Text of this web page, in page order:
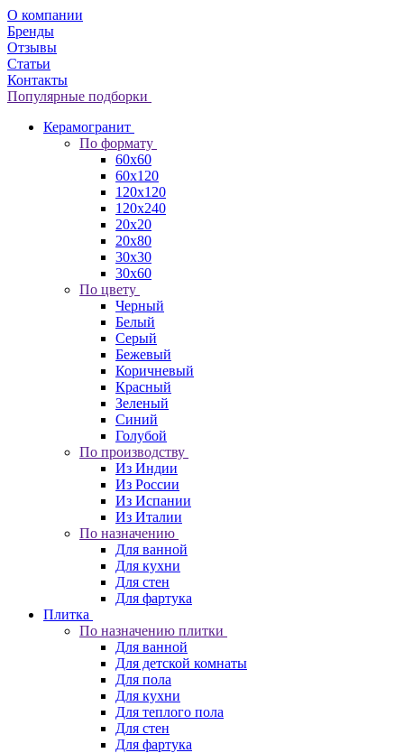
О компании
Бренды
Отзывы
Статьи
Контакты
Популярные подборки
Керамогранит
По формату
60x60
60x120
120x120
120x240
20x20
20x80
30x30
30x60
По цвету
Черный
Белый
Серый
Бежевый
Коричневый
Красный
Зеленый
Синий
Голубой
По производству
Из Индии
Из России
Из Испании
Из Италии
По назначению
Для ванной
Для кухни
Для стен
Для фартука
Плитка
По назначению плитки
Для ванной
Для детской комнаты
Для пола
Для кухни
Для теплого пола
Для стен
Для фартука